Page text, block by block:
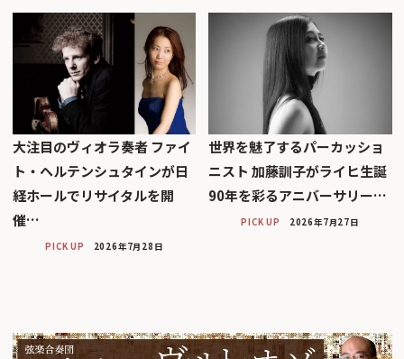
大注目のヴィオラ奏者 ファイ
ト・ヘルテンシュタインが日
経ホールでリサイタルを開
催…
PICK UP 2026年7月28日
世界を魅了するパーカッショ
ニスト 加藤訓子がライヒ生誕
90年を彩るアニバーサリー…
PICK UP 2026年7月27日